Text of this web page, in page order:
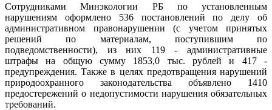
Сотрудниками Минэкологии РБ по установленным
нарушениям оформлено 536 постановлений по делу об
административном правонарушении (с учетом принятых
решений по материалам, поступившим по
подведомственности), из них 119 - административные
штрафы на общую сумму 1853,0 тыс. рублей и 417 -
предупреждения. Также в целях предотвращения нарушений
природоохранного законодательства объявлено 1410
предостережений о недопустимости нарушения обязательных
требований.